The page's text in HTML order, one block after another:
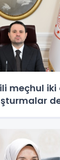
meçhul iki